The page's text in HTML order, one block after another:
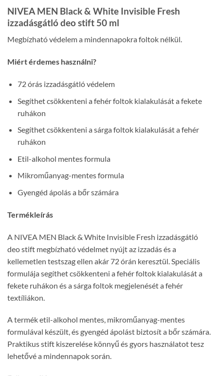
NIVEA MEN Black & White Invisible Fresh
izzadásgátló deo stift 50 ml
Megbízható védelem a mindennapokra foltok nélkül.
Miért érdemes használni?
72 órás izzadásgátló védelem
Segíthet csökkenteni a fehér foltok kialakulását a fekete
ruhákon
Segíthet csökkenteni a sárga foltok kialakulását a fehér
ruhákon
Etil-alkohol mentes formula
Mikroműanyag-mentes formula
Gyengéd ápolás a bőr számára
Termékleírás
A NIVEA MEN Black & White Invisible Fresh izzadásgátló
deo stift megbízható védelmet nyújt az izzadás és a
kellemetlen testszag ellen akár 72 órán keresztül. Speciális
formulája segíthet csökkenteni a fehér foltok kialakulását a
fekete ruhákon és a sárga foltok megjelenését a fehér
textíliákon.
A termék etil-alkohol mentes, mikroműanyag-mentes
formulával készült, és gyengéd ápolást biztosít a bőr számára.
Praktikus stift kiszerelése könnyű és gyors használatot tesz
lehetővé a mindennapok során.